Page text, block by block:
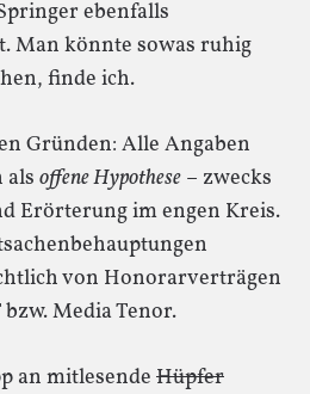
ebenfalls
Man könnte sowas ruhig
finde ich.
Gründen: Alle Angaben
offene Hypothese – zwecks
Erörterung im engen Kreis.
von Honorarverträgen
Media Tenor.
an mitlesende Hüpfer